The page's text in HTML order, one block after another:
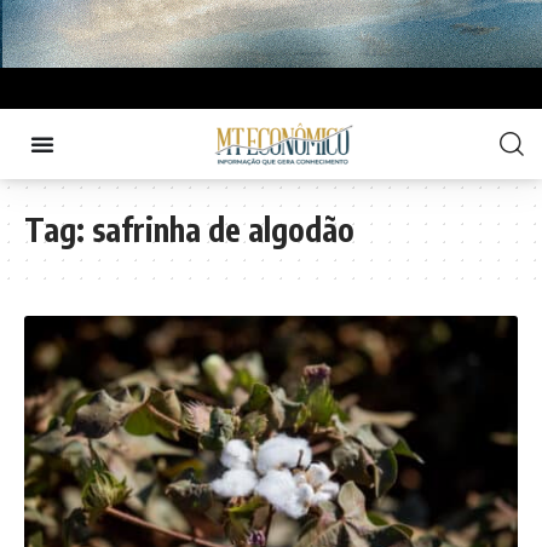
Tag: safrinha de algodão